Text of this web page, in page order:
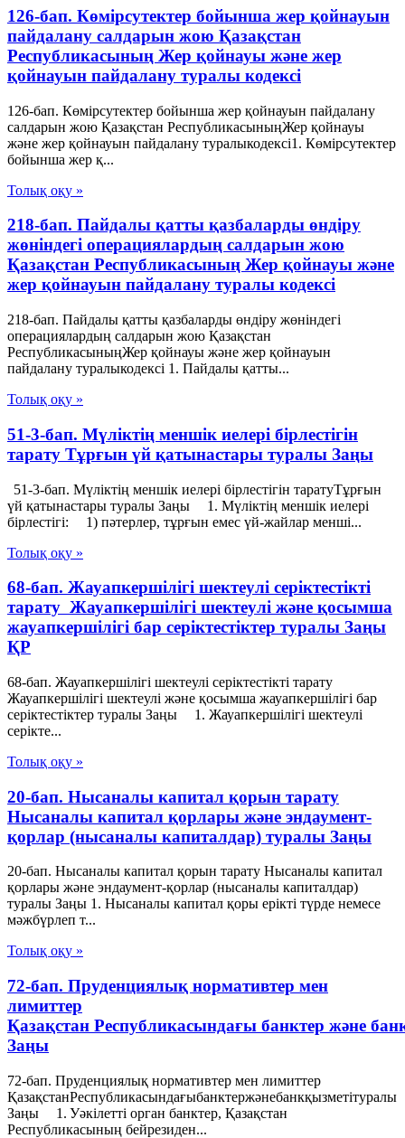
126-бап. Көмірсутектер бойынша жер қойнауын
пайдалану салдарын жою Қазақстан
Республикасының Жер қойнауы және жер
қойнауын пайдалану туралы кодексі
126-бап. Көмірсутектер бойынша жер қойнауын пайдалану
салдарын жою Қазақстан РеспубликасыныңЖер қойнауы
және жер қойнауын пайдалану туралыкодексі1. Көмірсутектер
бойынша жер қ...
Толық оқу »
218-бап. Пайдалы қатты қазбаларды өндіру
жөніндегі операциялардың салдарын жою
Қазақстан Республикасының Жер қойнауы және
жер қойнауын пайдалану туралы кодексі
218-бап. Пайдалы қатты қазбаларды өндіру жөніндегі
операциялардың салдарын жою Қазақстан
РеспубликасыныңЖер қойнауы және жер қойнауын
пайдалану туралыкодексі 1. Пайдалы қатты...
Толық оқу »
51-3-бап. Мүліктің меншік иелері бірлестігін
тарату Тұрғын үй қатынастары туралы Заңы
51-3-бап. Мүліктің меншік иелері бірлестігін таратуТұрғын
үй қатынастары туралы Заңы 1. Мүліктің меншік иелері
бірлестігі: 1) пәтерлер, тұрғын емес үй-жайлар менші...
Толық оқу »
68-бап. Жауапкершілігі шектеулі серіктестікті
тарату Жауапкершілігі шектеулі және қосымша
жауапкершілігі бар серіктестіктер туралы Заңы
ҚР
68-бап. Жауапкершілігі шектеулі серіктестікті тарату
Жауапкершілігі шектеулі және қосымша жауапкершілігі бар
серіктестіктер туралы Заңы 1. Жауапкершілігі шектеулі
серікте...
Толық оқу »
20-бап. Нысаналы капитал қорын тарату
Нысаналы капитал қорлары және эндаумент-
қорлар (нысаналы капиталдар) туралы Заңы
20-бап. Нысаналы капитал қорын тарату Нысаналы капитал
қорлары және эндаумент-қорлар (нысаналы капиталдар)
туралы Заңы 1. Нысаналы капитал қоры ерікті түрде немесе
мәжбүрлеп т...
Толық оқу »
72-бап. Пруденциялық нормативтер мен
лимиттер
Қазақстан Республикасындағы банктер және
Заңы
72-бап. Пруденциялық нормативтер мен лимиттер
ҚазақстанРеспубликасындағыбанктержәнебанкқызметітуралы
Заңы 1. Уәкілетті орган банктер, Қазақстан
Республикасының бейрезиден...